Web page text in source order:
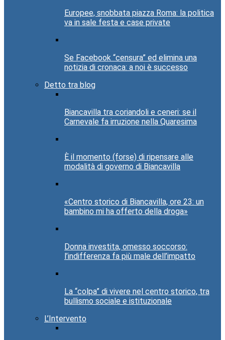
Europee, snobbata piazza Roma: la politica
va in sale festa e case private
Se Facebook “censura” ed elimina una
notizia di cronaca: a noi è successo
Detto tra blog
Biancavilla tra coriandoli e ceneri: se il
Carnevale fa irruzione nella Quaresima
È il momento (forse) di ripensare alle
modalità di governo di Biancavilla
«Centro storico di Biancavilla, ore 23: un
bambino mi ha offerto della droga»
Donna investita, omesso soccorso:
l’indifferenza fa più male dell’impatto
La “colpa” di vivere nel centro storico, tra
bullismo sociale e istituzionale
L’Intervento